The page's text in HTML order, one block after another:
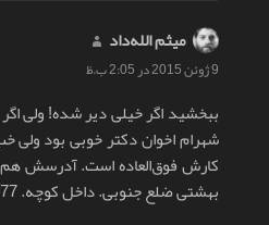
میثم الله‌داد
9 ژوئن 2015 در 2:05 ب.ظ
ببخشید اگر خیلی دیر شده! ولی
شهرام اخوان دکتر خوبی بود ولی
کارش فوق‌العاده است. آدرسش هم
بهشتی ضلع جنوبی. داخل کوچه. 88719077